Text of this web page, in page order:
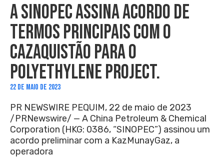
A SINOPEC ASSINA ACORDO DE
TERMOS PRINCIPAIS COM O
CAZAQUISTÃO PARA O
POLYETHYLENE PROJECT.
22 DE MAIO DE 2023
PR NEWSWIRE PEQUIM, 22 de maio de 2023
/PRNewswire/ — A China Petroleum & Chemical
Corporation (HKG: 0386, “SINOPEC”) assinou um
acordo preliminar com a KazMunayGaz, a
operadora